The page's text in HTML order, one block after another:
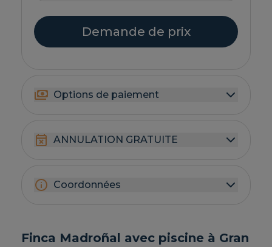
Demande de prix
Options de paiement
ANNULATION GRATUITE
Coordonnées
Finca Madroñal avec piscine à Gran